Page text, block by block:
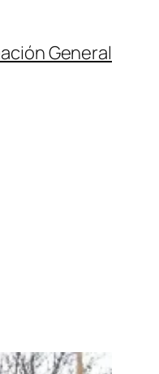
General